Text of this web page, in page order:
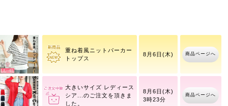
重ね着風ニットパーカー
トップス
8月6日(木) 商品ページへ
大きいサイズ レディース
シア
8月6日(木)
3時23分
商品ページへ